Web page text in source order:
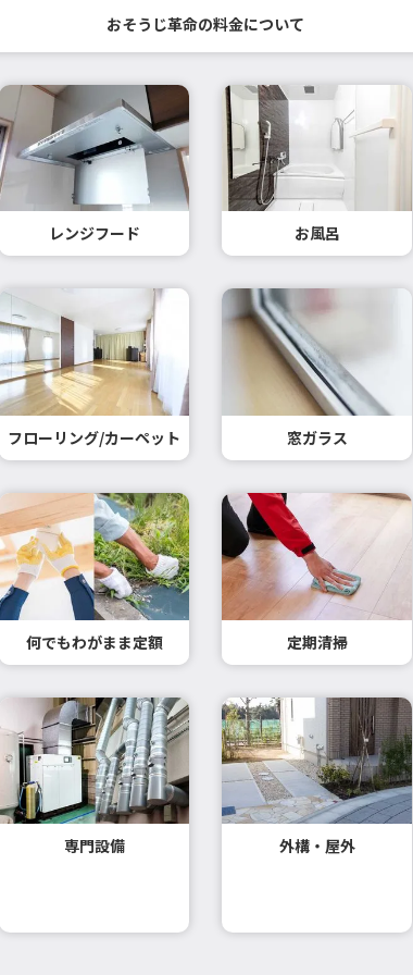
おそうじ革命の料金について
レンジフード お風呂
フローリング/カーペット 窓ガラス
何でもわがまま定額 定期清掃
専門設備 外構・屋外